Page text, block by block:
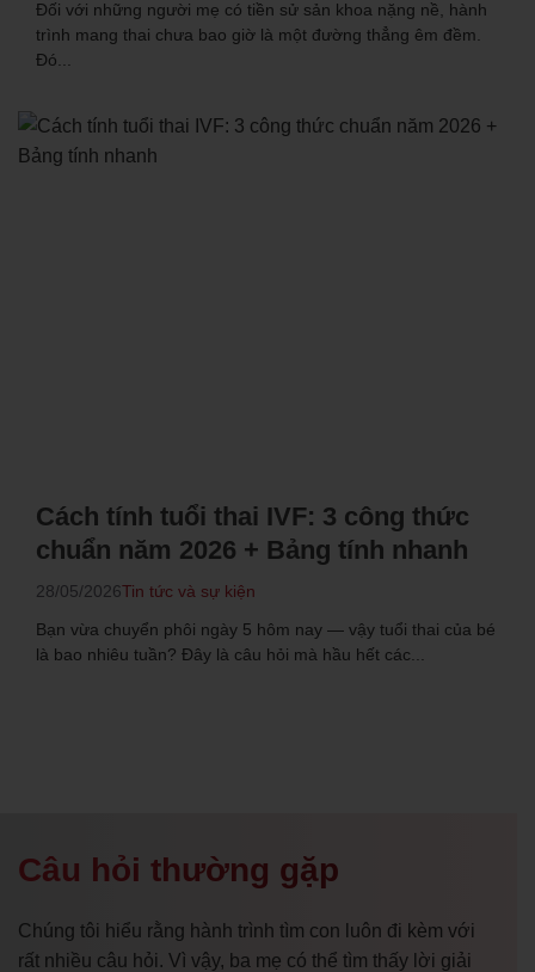
Đối với những người mẹ có tiền sử sản khoa nặng nề, hành
trình mang thai chưa bao giờ là một đường thẳng êm đềm.
Đó...
Cách tính tuổi thai IVF: 3 công thức
chuẩn năm 2026 + Bảng tính nhanh
28/05/2026Tin tức và sự kiện
Bạn vừa chuyển phôi ngày 5 hôm nay — vậy tuổi thai của bé
là bao nhiêu tuần? Đây là câu hỏi mà hầu hết các...
Câu hỏi thường gặp
Chúng tôi hiểu rằng hành trình tìm con luôn đi kèm với
rất nhiều câu hỏi. Vì vậy, ba mẹ có thể tìm thấy lời giải